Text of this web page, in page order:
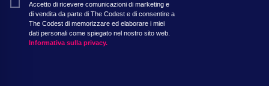
Accetto di ricevere comunicazioni di marketing e
di vendita da parte di The Codest e di consentire a
The Codest di memorizzare ed elaborare i miei
dati personali come spiegato nel nostro sito web.
Informativa sulla privacy.